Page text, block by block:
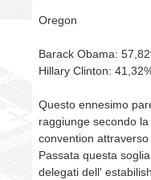
Oregon
Barack Obama:
Hillary Clinton:
Questo ennesimo
raggiunge secondo
convention
Passata questa
delegati dell'